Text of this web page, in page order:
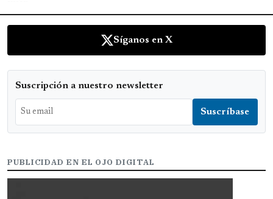
Síganos en X
Suscripción a nuestro newsletter
PUBLICIDAD EN EL OJO DIGITAL